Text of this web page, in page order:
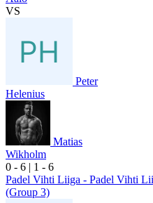
VS
Peter
Helenius
Matias
Wikholm
0 - 6 | 1 - 6
Padel Vihti Liiga - Padel Vihti
(Group 3)